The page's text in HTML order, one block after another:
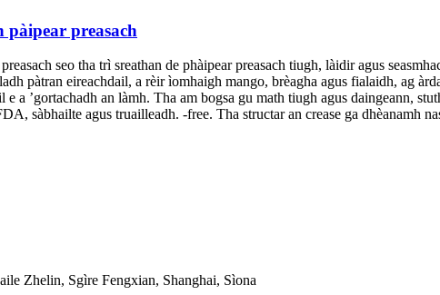
pàipear preasach
seo tha trì sreathan de phàipear preasach tiugh, làidir agus
pàtran eireachdail, a rèir ìomhaigh mango, brèagha agus fialaidh, ag
e a ’gortachadh an làmh. Tha am bogsa gu math tiugh agus daingeann,
sàbhailte agus truailleadh. -free. Tha structar an crease ga dhèanamh
Zhelin, Sgìre Fengxian, Shanghai, Sìona